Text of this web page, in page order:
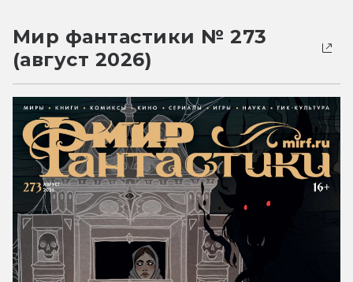
Мир фантастики № 273
(август 2026)